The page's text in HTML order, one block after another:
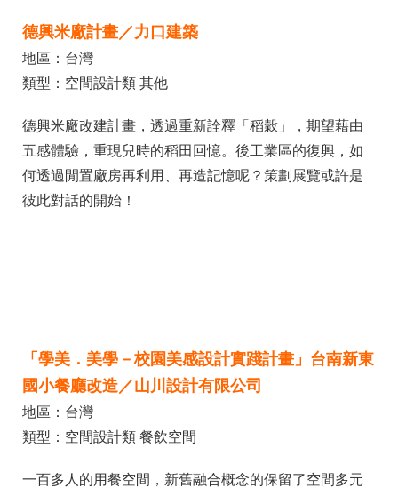
德興米廠計畫／力口建築
地區：台灣
類型：空間設計類 其他
德興米廠改建計畫，透過重新詮釋「稻穀」，期望藉由
五感體驗，重現兒時的稻田回憶。後工業區的復興，如
何透過閒置廠房再利用、再造記憶呢？策劃展覽或許是
彼此對話的開始！
「學美．美學－校園美感設計實踐計畫」台南新東
國小餐廳改造／山川設計有限公司
地區：台灣
類型：空間設計類 餐飲空間
一百多人的用餐空間，新舊融合概念的保留了空間多元